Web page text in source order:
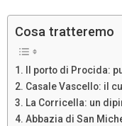
Cosa tratteremo
Il porto di Procida:
Casale Vascello: il
La Corricella: un
Abbazia di San